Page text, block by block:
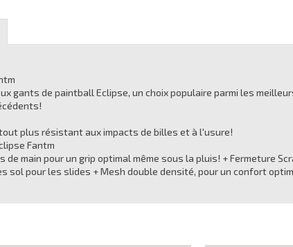
gants de paintball Eclipse, un choix populaire parmi les
plus résistant aux impacts de billes et à l'usure!
Fantm
de main pour un grip optimal même sous la pluis! + Fermeture
sol pour les slides + Mesh double densité, pour un confort